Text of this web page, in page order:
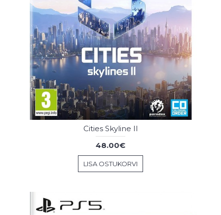
Cities Skyline II
48.00€
LISA OSTUKORVI